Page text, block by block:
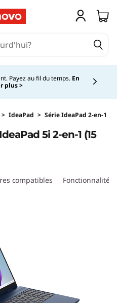
Payez au fil du temps. En
plus >
> IdeaPad > Série IdeaPad 2-en-1
5i 2-en-1 (15
compatibles Fonctionnalités